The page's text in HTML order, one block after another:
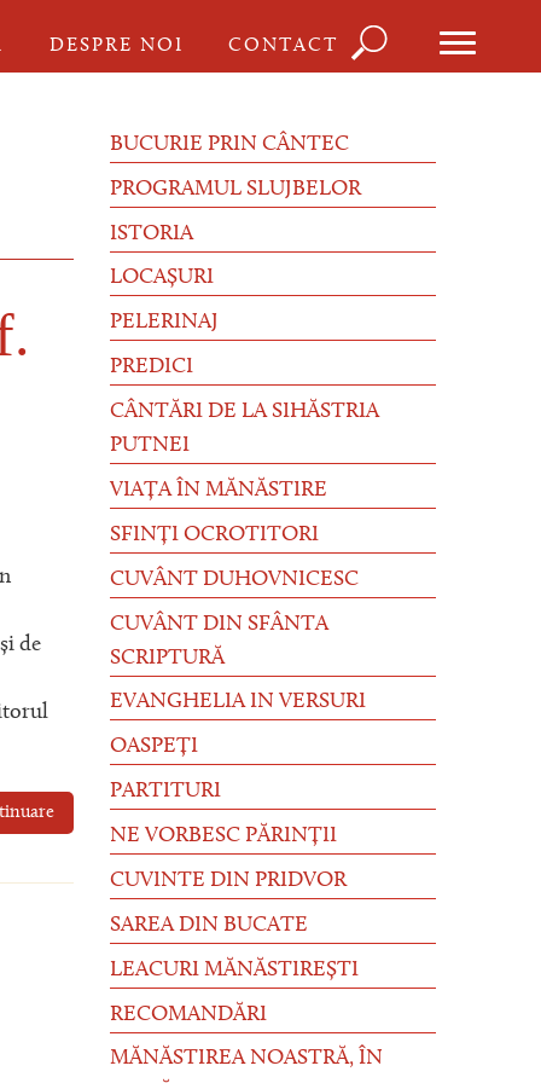
DESPRE NOI CONTACT
de
BUCURIE PRIN CÂNTEC
PROGRAMUL SLUJBELOR
ISTORIA
LOCAȘURI
PELERINAJ
PREDICI
CÂNTĂRI DE LA SIHĂSTRIA
PUTNEI
VIAȚA ÎN MĂNĂSTIRE
SFINȚI OCROTITORI
CUVÂNT DUHOVNICESC
CUVÂNT DIN SFÂNTA
SCRIPTURĂ
EVANGHELIA IN VERSURI
OASPEȚI
PARTITURI
NE VORBESC PĂRINȚII
CUVINTE DIN PRIDVOR
SAREA DIN BUCATE
LEACURI MĂNĂSTIREȘTI
RECOMANDĂRI
MĂNĂSTIREA NOASTRĂ, ÎN